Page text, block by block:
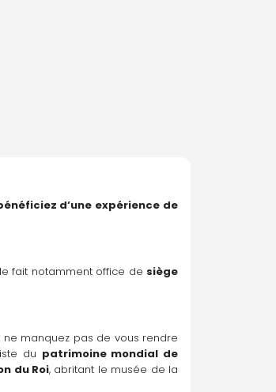
d’une expérience de
fait notamment office de siège
ne manquez pas de vous rendre
du patrimoine mondial de
du Roi, abritant le musée de la